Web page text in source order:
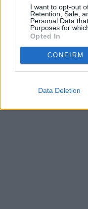
I want to opt-out
Retention, Sale,
Personal Data
Purposes for
Opted In
CONFIRM
Data Deletion